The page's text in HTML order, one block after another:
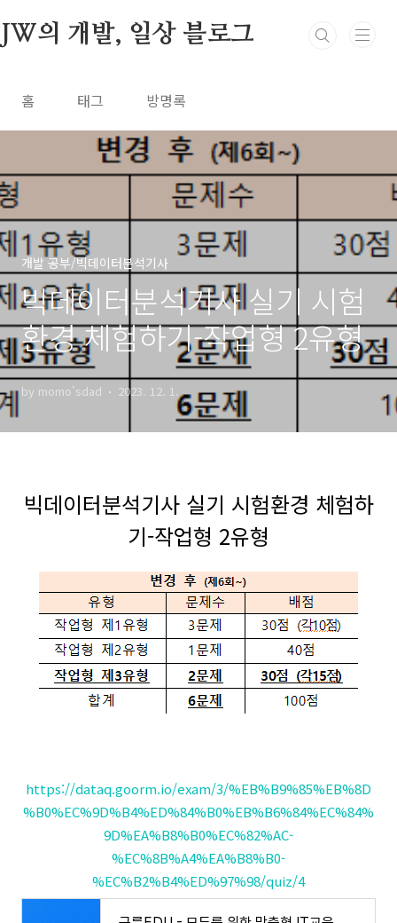
JW의 개발, 일상 블로그
홈 태그 방명록
개발 공부/빅데이터분석기사
빅데이터분석기사 실기 시험
환경 체험하기-작업형 2유형
by momo'sdad 2023. 12. 1.
빅데이터분석기사 실기 시험환경 체험하
기-작업형 2유형
https://dataq.goorm.io/exam/3/%EB%B9%85%EB%8D
%B0%EC%9D%B4%ED%84%B0%EB%B6%84%EC%84%
9D%EA%B8%B0%EC%82%AC-
%EC%8B%A4%EA%B8%B0-
%EC%B2%B4%ED%97%98/quiz/4